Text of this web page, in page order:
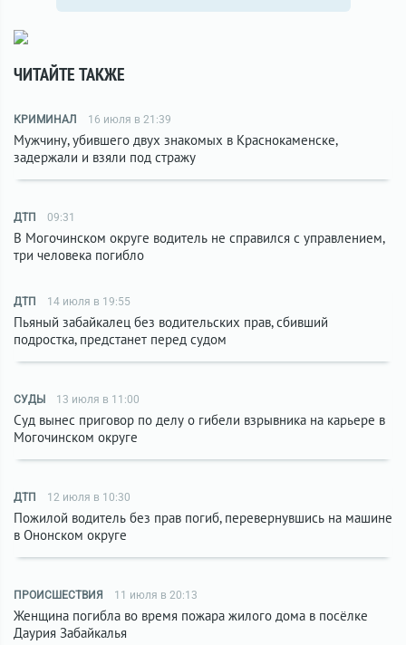
ЧИТАЙТЕ ТАКЖЕ
КРИМИНАЛ 16 июля в 21:39
Мужчину, убившего двух знакомых в Краснокаменске,
задержали и взяли под стражу
ДТП 09:31
В Могочинском округе водитель не справился с управлением,
три человека погибло
ДТП 14 июля в 19:55
Пьяный забайкалец без водительских прав, сбивший
подростка, предстанет перед судом
СУДЫ 13 июля в 11:00
Суд вынес приговор по делу о гибели взрывника на карьере в
Могочинском округе
ДТП 12 июля в 10:30
Пожилой водитель без прав погиб, перевернувшись на машине
в Ононском округе
ПРОИСШЕСТВИЯ 11 июля в 20:13
Женщина погибла во время пожара жилого дома в посёлке
Даурия Забайкалья